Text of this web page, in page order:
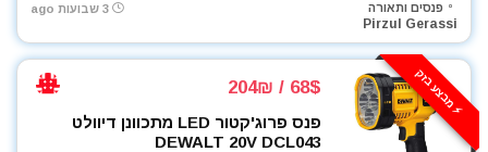
פנסים ותאורה
Pirzul Gerassi
3 שבועות ago
⚡️ מבצע בזק 68$ / 204₪
פנס פרוג'קטור LED מתכוונן דיוולט
DEWALT 20V DCL043